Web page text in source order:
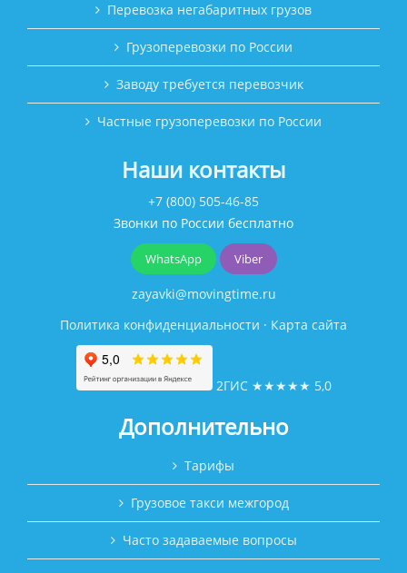
Перевозка негабаритных грузов
Грузоперевозки по России
Заводу требуется перевозчик
Частные грузоперевозки по России
Наши контакты
+7 (800) 505-46-85
Звонки по России бесплатно
WhatsApp Viber
zayavki@movingtime.ru
Политика конфиденциальности · Карта сайта
2ГИС ★★★★★ 5,0
Дополнительно
Тарифы
Грузовое такси межгород
Часто задаваемые вопросы